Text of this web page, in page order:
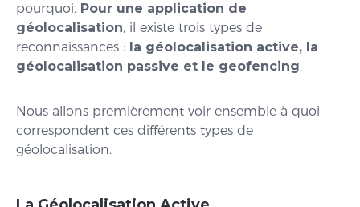
pourquoi. Pour une application de
géolocalisation, il existe trois types de
reconnaissances : la géolocalisation active, la
géolocalisation passive et le geofencing.
Nous allons premièrement voir ensemble à quoi
correspondent ces différents types de
géolocalisation.